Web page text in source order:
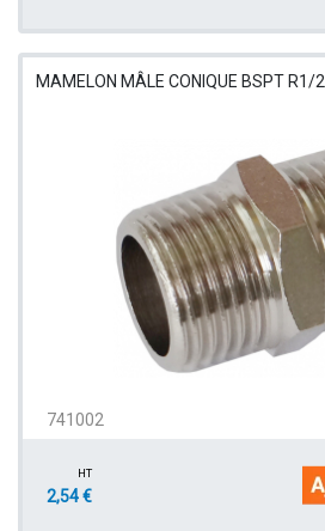
MAMELON MÂLE CONIQUE BSPT R1/2
741002
HT
2,54 €